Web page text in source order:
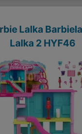
Lalka
Lalka 2 HYF46